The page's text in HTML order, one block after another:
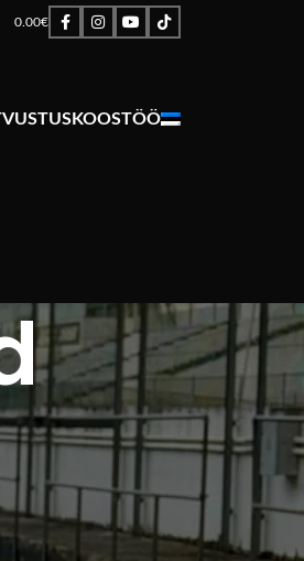
0.00€
KOOSTÖÖ